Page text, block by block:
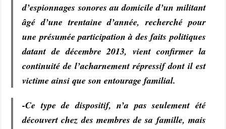
d’espionnages sonores au domicile d’un militant
âgé d’une trentaine d’année, recherché pour
une présumée participation à des faits politiques
datant de décembre 2013, vient confirmer la
continuité de l’acharnement répressif dont il est
victime ainsi que son entourage familial.
-Ce type de dispositif, n’a pas seulement été
découvert chez des membres de sa famille, mais